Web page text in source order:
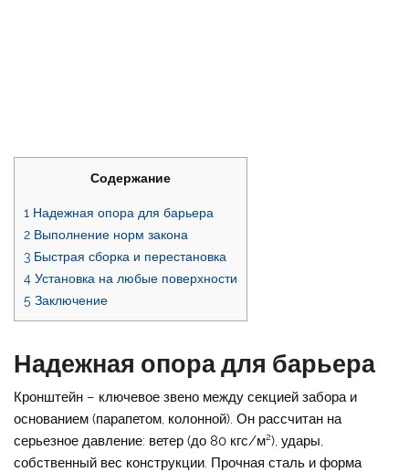
Содержание
1 Надежная опора для барьера
2 Выполнение норм закона
3 Быстрая сборка и перестановка
4 Установка на любые поверхности
5 Заключение
Надежная опора для барьера
Кронштейн – ключевое звено между секцией забора и
основанием (парапетом, колонной). Он рассчитан на
серьезное давление: ветер (до 80 кгс/м²), удары,
собственный вес конструкции. Прочная сталь и форма